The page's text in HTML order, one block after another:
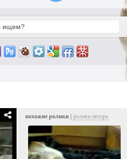
похожие ролики | ролики автора